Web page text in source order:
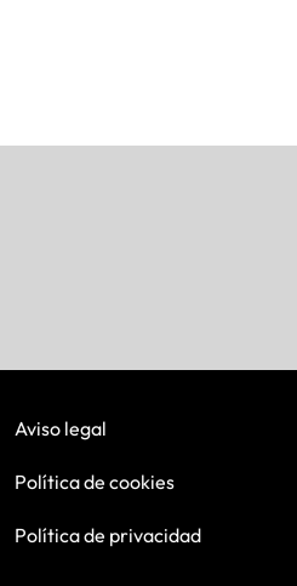
Aviso legal
Política de cookies
Política de privacidad